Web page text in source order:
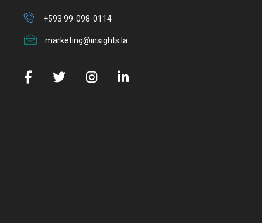
+593 99-098-0114
marketing@insights.la